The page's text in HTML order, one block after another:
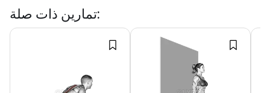
تمارين ذات صلة: